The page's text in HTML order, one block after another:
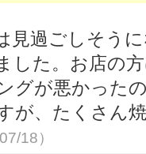
見過ごしそう
した。お店の
グが悪かった
が、たくさん
18）